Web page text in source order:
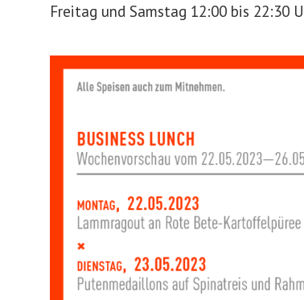
Freitag und Samstag 12:00 bis 22:30